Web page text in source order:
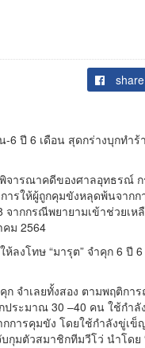
share
ปี 6 เดือน สุดกร่างบุกทำร้
ารณาคดีของศาลอุทธรณ์ ก
ารให้ผู้ถูกคุมขังหลุดพ้นจาก
ากกรณีพยายามเข้าช่วยเห
ม 2564
โทษ “มารุต” จำคุก 6 ปี 6
จำเลยทั้งสอง ตามพฤติกา
ระมาณ 30 –40 คน ใช้กำลั
การคุมขัง โดยใช้กำลังขู่เ
กุมตัวสมาชิกทีมวีโว่ นำโดย